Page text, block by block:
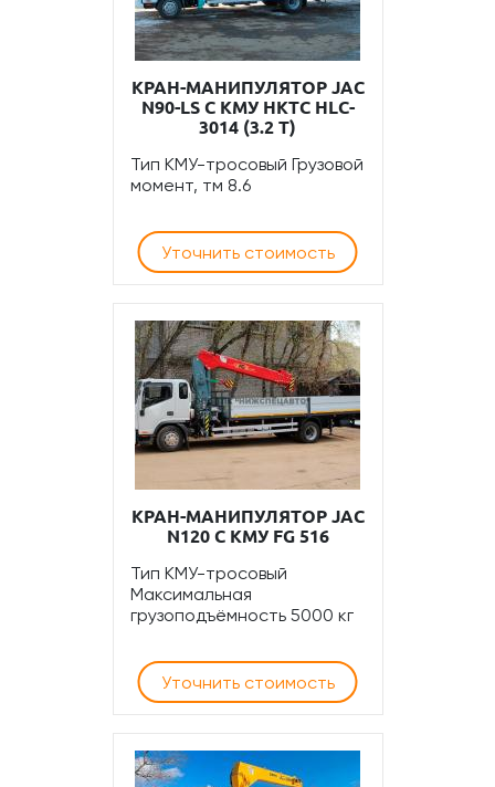
КРАН-МАНИПУЛЯТОР JAC
N90-LS С КМУ HKTC HLC-
3014 (3.2 Т)
Тип КМУ-тросовый Грузовой
момент, тм 8.6
Уточнить стоимость
КРАН-МАНИПУЛЯТОР JAC
N120 С КМУ FG 516
Тип КМУ-тросовый
Максимальная
грузоподъёмность 5000 кг
Уточнить стоимость